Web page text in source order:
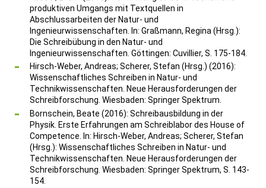
produktiven Umgangs mit Textquellen in
Abschlussarbeiten der Natur- und
Ingenieurwissenschaften. In: Graßmann, Regina (Hrsg.):
Die Schreibübung in den Natur- und
Ingenieurwissenschaften. Göttingen: Cuvillier, S. 175-184.
Hirsch-Weber, Andreas; Scherer, Stefan (Hrsg.) (2016):
Wissenschaftliches Schreiben in Natur- und
Technikwissenschaften. Neue Herausforderungen der
Schreibforschung. Wiesbaden: Springer Spektrum.
Bornschein, Beate (2016): Schreibausbildung in der
Physik. Erste Erfahrungen am Schreiblabor des House of
Competence. In: Hirsch-Weber, Andreas; Scherer, Stefan
(Hrsg.): Wissenschaftliches Schreiben in Natur- und
Technikwissenschaften. Neue Herausforderungen der
Schreibforschung. Wiesbaden: Springer Spektrum, S. 143-
154.